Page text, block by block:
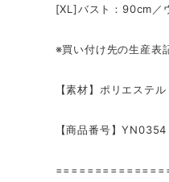
[XL]バスト：90cm／
※買い付け先の生産表
【素材】ポリエステル
【商品番号】YN0354